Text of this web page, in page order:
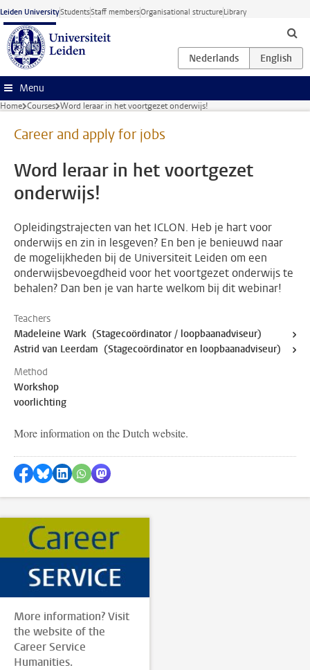
Skip to main content
Leiden UniversityStudentsStaff membersOrganisational structureLibrary
Menu
Home Courses Word leraar in het voortgezet onderwijs!
Career and apply for jobs
Word leraar in het voortgezet
onderwijs!
Opleidingstrajecten van het ICLON. Heb je hart voor
onderwijs en zin in lesgeven? En ben je benieuwd naar
de mogelijkheden bij de Universiteit Leiden om een
onderwijsbevoegdheid voor het voortgezet onderwijs te
behalen? Dan ben je van harte welkom bij dit webinar!
Teachers
Madeleine Wark (Stagecoördinator / loopbaanadviseur)
Astrid van Leerdam (Stagecoördinator en loopbaanadviseur)
Method
Workshop
voorlichting
More information on the Dutch website.
Share on Facebook
Share by Bluesky
Share on LinkedIn
Share by WhatsApp
Share by Mastodon
More information? Visit
the website of the
Career Service
Humanities.